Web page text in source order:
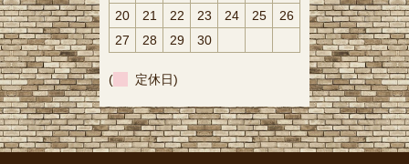
20 21 22 23 24 25
26
27
28 29 30
( 定休日)